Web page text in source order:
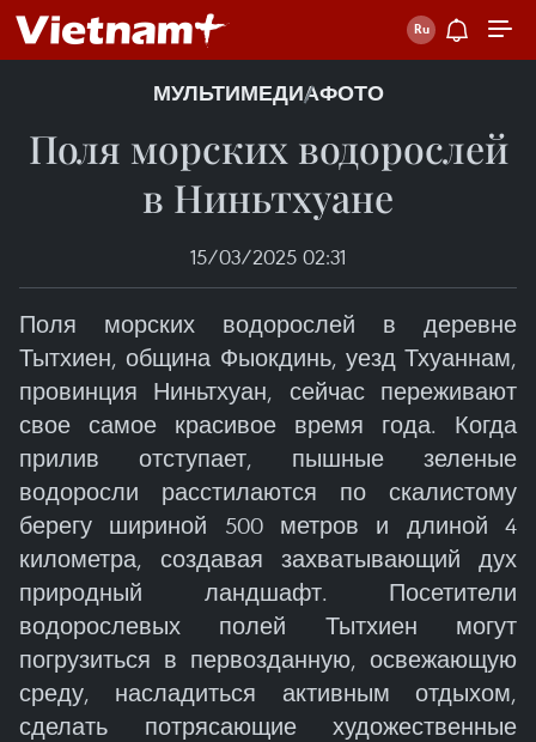
МУЛЬТИМЕДИАФОТО
Поля морских водорослей
в Ниньтхуане
15/03/2025 02:31
Поля морских водорослей в деревне
Тытхиен, община Фыокдинь, уезд Тхуаннам,
провинция Ниньтхуан, сейчас переживают
свое самое красивое время года. Когда
прилив отступает, пышные зеленые
водоросли расстилаются по скалистому
берегу шириной 500 метров и длиной 4
километра, создавая захватывающий дух
природный ландшафт. Посетители
водорослевых полей Тытхиен могут
погрузиться в первозданную, освежающую
среду, насладиться активным отдыхом,
сделать потрясающие художественные